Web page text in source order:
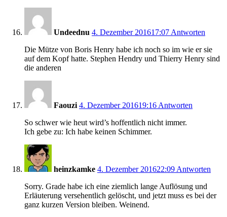
Undeednu 4. Dezember 201617:07Antworten
Die Mütze von Boris Henry habe ich noch so im wie er sie
auf dem Kopf hatte. Stephen Hendry und Thierry Henry sind
die anderen
Faouzi 4. Dezember 201619:16Antworten
So schwer wie heut wird’s hoffentlich nicht immer.
Ich gebe zu: Ich habe keinen Schimmer.
heinzkamke 4. Dezember 201622:09Antworten
Sorry. Grade habe ich eine ziemlich lange Auflösung und
Erläuterung versehentlich gelöscht, und jetzt muss es bei der
ganz kurzen Version bleiben. Weinend.